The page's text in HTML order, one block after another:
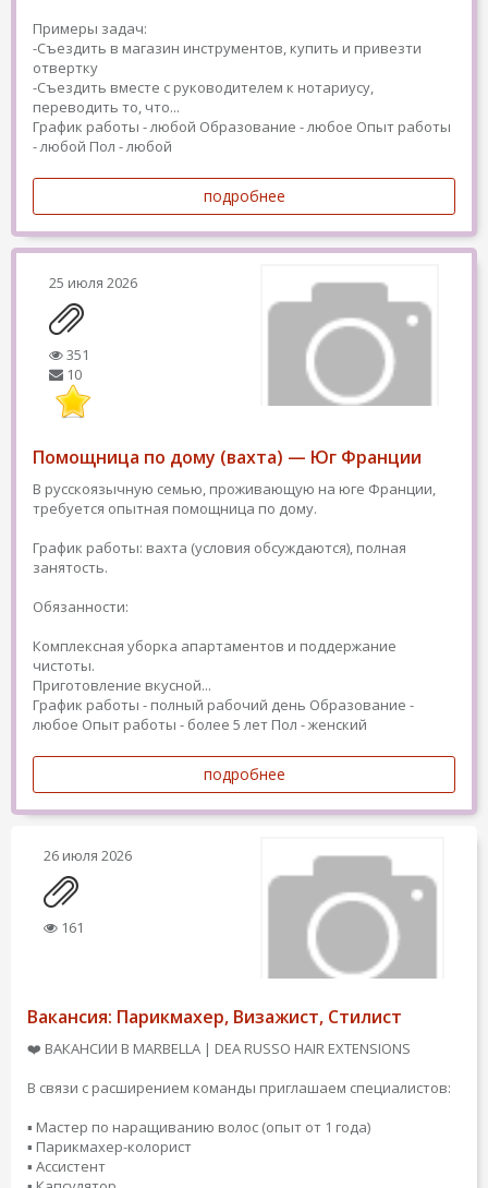
Примеры задач:
-Съездить в магазин инструментов, купить и привезти
отвертку
-Съездить вместе с руководителем к нотариусу,
переводить то, что...
График работы - любой Образование - любое Опыт работы
- любой Пол - любой
подробнее
25 июля 2026
351
10
Помощница по дому (вахта) — Юг Франции
В русскоязычную семью, проживающую на юге Франции,
требуется опытная помощница по дому.
График работы: вахта (условия обсуждаются), полная
занятость.
Обязанности:
Комплексная уборка апартаментов и поддержание
чистоты.
Приготовление вкусной...
График работы - полный рабочий день Образование -
любое Опыт работы - более 5 лет Пол - женский
подробнее
26 июля 2026
161
Вакансия: Парикмахер, Визажист, Стилист
❤️ ВАКАНСИИ В MARBELLA | DEA RUSSO HAIR EXTENSIONS
В связи с расширением команды приглашаем специалистов:
▪️ Мастер по наращиванию волос (опыт от 1 года)
▪️ Парикмахер-колорист
▪️ Ассистент